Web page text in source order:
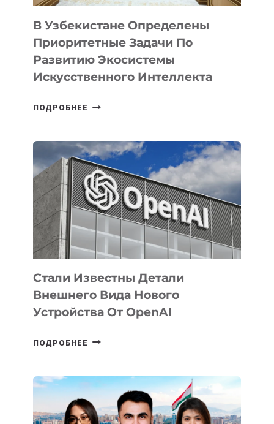
В Узбекистане Определены
Приоритетные Задачи По
Развитию Экосистемы
Искусственного Интеллекта
ПОДРОБНЕЕ
ПРИОРИТЕТНЫЕ
ЗАДАЧИ
ПО
РАЗВИТИЮ
ЭКОСИСТЕМЫ
ИСКУССТВЕННОГО
ИНТЕЛЛЕКТА
Стали Известны Детали
Внешнего Вида Нового
Устройства От OpenAI
ПОДРОБНЕЕ СТАЛИ
ВНЕШНЕГО
ВИДА
НОВОГО